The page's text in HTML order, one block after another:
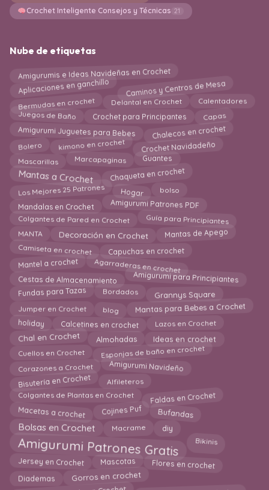
Crochet Inteligente Consejos y Técnicas 21
Nube de etiquetas
Amigurumis e Ideas Navideñas en Crochet
Aplicaciones en ganchillo Caminos y Centros de Mesa
Bermudas en crochet Delantal en Crochet Calentadores
Juegos de Baño Crochet para Principantes Capas
Amigurumi Juguetes para Bebes Chalecos en crochet
Bolero kimono en crochet Crochet Navidadeño
Mascarillas Marcapaginas Guantes
Mantas a Crochet Chaqueta en crochet
Los Mejores 25 Patrones Hogar bolso
Mandalas en Crochet Amigurumi Patrones PDF
Colgantes de Pared en Crochet Guía para Principiantes
MANTA Decoración en Crochet Mantas de Apego
Camiseta en crochet Capuchas en crochet
Mantel a crochet Agarraderas en crochet
Cestas de Almacenamiento Amigurumi para Principiantes
Fundas para Tazas Bordados Grannys Square
Jumper en Crochet blog Mantas para Bebes a Crochet
holiday Calcetines en crochet Lazos en Crochet
Chal en Crochet Almohadas Ideas en crochet
Cuellos en Crochet Esponjas de baño en crochet
Corazones a Crochet Amigurumi Navideño
Bisutería en Crochet Alfileteros
Colgantes de Plantas en Crochet Faldas en Crochet
Macetas a crochet Cojines Puf Bufandas
Bolsas en Crochet Macrame diy
Amigurumi Patrones Gratis Bikinis
Jersey en Crochet Mascotas Flores en crochet
Diademas Gorros en crochet